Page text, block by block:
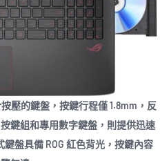
壓的鍵盤，按鍵行程僅 1.8mm，反
鍵組和專用數字鍵盤，則提供迅速
盤具備 ROG 紅色背光，按鍵內容